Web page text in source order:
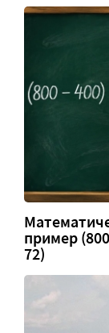
пример (800
72)